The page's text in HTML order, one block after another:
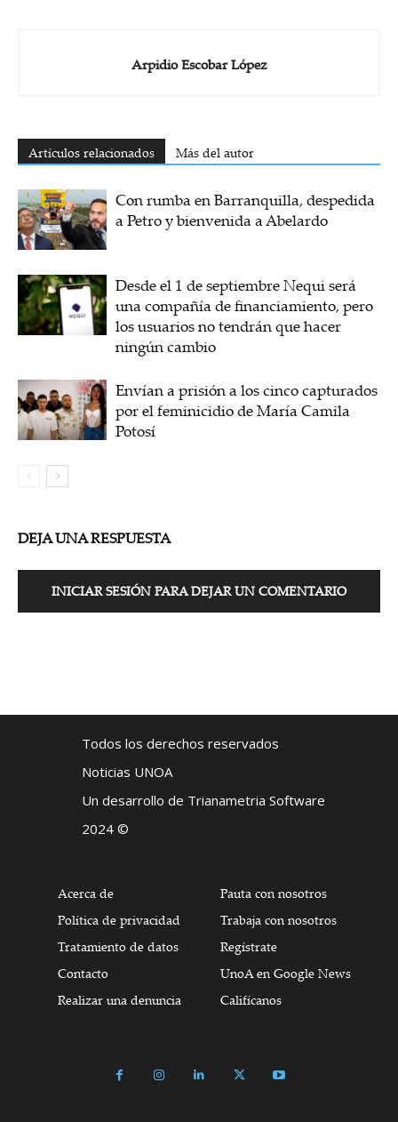
Arpidio Escobar López
Artículos relacionados Más del autor
Con rumba en Barranquilla, despedida
a Petro y bienvenida a Abelardo
Desde el 1 de septiembre Nequi será
una compañía de financiamiento, pero
los usuarios no tendrán que hacer
ningún cambio
Envían a prisión a los cinco capturados
por el feminicidio de María Camila
Potosí
DEJA UNA RESPUESTA
INICIAR SESIÓN PARA DEJAR UN COMENTARIO
Todos los derechos reservados
Noticias UNOA
Un desarrollo de Trianametria Software
2024 ©
Acerca de
Política de privacidad
Tratamiento de datos
Contacto
Realizar una denuncia
Pauta con nosotros
Trabaja con nosotros
Regístrate
UnoA en Google News
Califícanos